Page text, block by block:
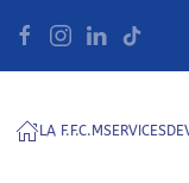
LA F.F.C.MSERVICES